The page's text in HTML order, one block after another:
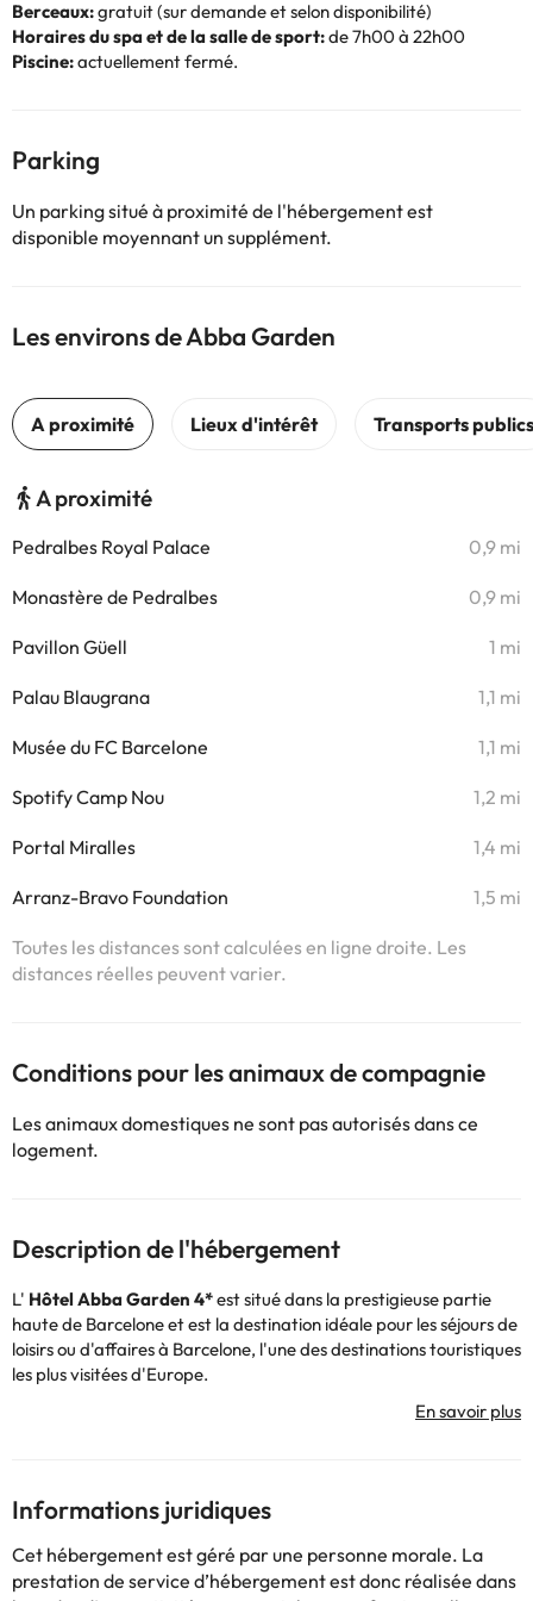
Berceaux:gratuit (sur demande et selon disponibilité)
Horaires du spa et de la salle de sport:de 7h00 à 22h00
Piscine:actuellement fermé.
Parking
Un parking situé à proximité de l'hébergement est
disponible moyennant un supplément.
Les environs de Abba Garden
A proximité
Pedralbes Royal Palace 0,9 mi
Monastère de Pedralbes 0,9 mi
Pavillon Güell 1 mi
Palau Blaugrana 1,1 mi
Musée du FC Barcelone 1,1 mi
Spotify Camp Nou 1,2 mi
Portal Miralles 1,4 mi
Arranz-Bravo Foundation 1,5 mi
Toutes les distances sont calculées en ligne droite. Les
distances réelles peuvent varier.
Conditions pour les animaux de compagnie
Les animaux domestiques ne sont pas autorisés dans ce
logement.
Description de l'hébergement
L' Hôtel Abba Garden 4*est situé dans la prestigieuse partie
haute de Barcelone et est la destination idéale pour les séjours de
loisirs ou d'affaires à Barcelone, l'une des destinations touristiques
les plus visitées d'Europe.
propose une délicieuse cuisine dans son
restaurant Abba Mía, avec des produits locaux et locaux, et
événements de la ville. Il dispose également d'une connexion Wi-
Fi, d'un parking intérieur (payant), d'une salle de sport, d'un
espace bien-être avec jacuzzi et sauna, d'une piscine extérieure
(uniquement en saison estivale) et de la climatisation ou du
Informations juridiques
Cet hébergement est géré par une personne morale. La
prestation de service d’hébergement est donc réalisée dans